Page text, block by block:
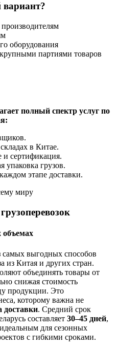
вариант?
оборудования
партиями товаров
полный спектр услуг по
в Китае.
сертификация.
упаковка грузов.
этапе доставки.
миру
выгодных способов
из Китая и других стран.
объединять товары от
снижая стоимость
продукции. Это
которому важна не
доставки. Средний срок
составляет 30–45 дней,
для сезонных
с гибкими сроками.